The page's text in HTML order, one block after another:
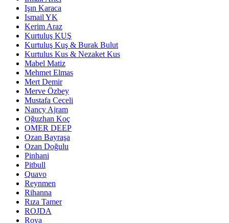
Işın Karaca
Ismail YK
Kerim Araz
Kurtuluş KUŞ
Kurtuluş Kuş & Burak Bulut
Kurtulus Kus & Nezaket Kus
Mabel Matiz
Mehmet Elmas
Mert Demir
Merve Özbey
Mustafa Ceceli
Nancy Ajram
Oğuzhan Koç
OMER DEEP
Ozan Bayraşa
Ozan Doğulu
Pinhani
Pitbull
Quavo
Reynmen
Rihanna
Rıza Tamer
ROJDA
Roya